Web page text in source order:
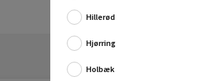
Hillerød
Hjørring
Holbæk